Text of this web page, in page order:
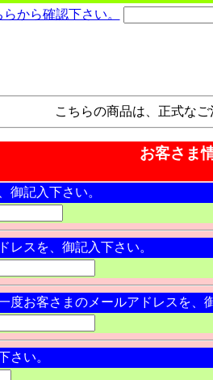
から確認下さい。
こちらの商品は、正式な
お客さま
御記入下さい。
レスを、御記入下さい。
度お客さまのメールアドレスを、
さい。